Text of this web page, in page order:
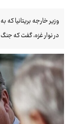
وزیر خارجه بریتانیا
در نوار غزه، گفت که